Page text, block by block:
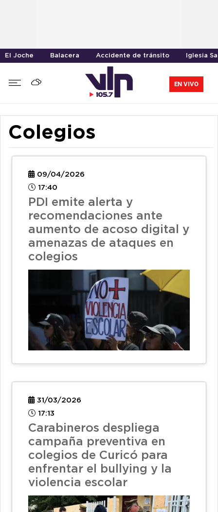
El Joche Balacera Accidente de tránsito Iglesia
EN VIVO
Colegios
09/04/2026
17:40
PDI emite alerta y
recomendaciones ante
aumento de acoso digital y
amenazas de ataques en
colegios
31/03/2026
17:13
Carabineros despliega
campaña preventiva en
colegios de Curicó para
enfrentar el bullying y la
violencia escolar